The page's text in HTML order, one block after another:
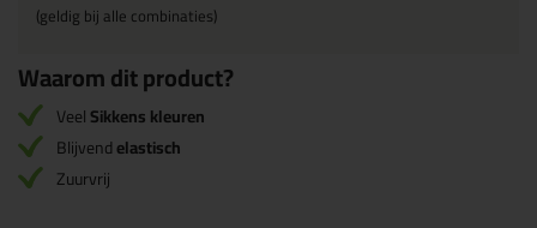
(geldig bij alle combinaties)
Waarom dit product?
VeelSikkens kleuren
Blijvendelastisch
Zuurvrij